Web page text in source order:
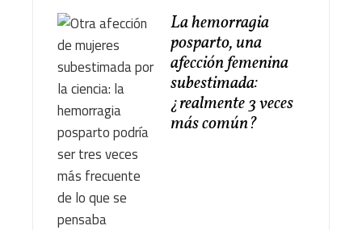
La hemorragia
posparto, una
afección femenina
subestimada:
¿realmente 3 veces
más común?